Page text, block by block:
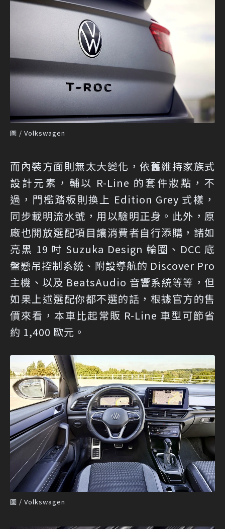
圖 / Volkswagen
而內裝方面則無太大變化，依舊維持家族式
設計元素，輔以 R-Line 的套件妝點，不
過，門檻踏板則換上 Edition Grey 式樣，
同步載明流水號，用以驗明正身。此外，原
廠也開放選配項目讓消費者自行添購，諸如
亮黑 19 吋 Suzuka Design 輪圈、DCC 底
盤懸吊控制系統、附設導航的 Discover Pro
主機、以及 BeatsAudio 音響系統等等，但
如果上述選配你都不選的話，根據官方的售
價來看，本車比起常販 R-Line 車型可節省
約 1,400 歐元。
圖 / Volkswagen